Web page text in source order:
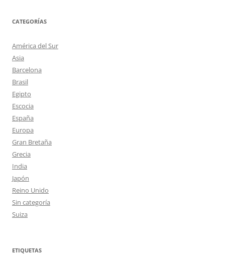
CATEGORÍAS
América del Sur
Asia
Barcelona
Brasil
Egipto
Escocia
España
Europa
Gran Bretaña
Grecia
India
Japón
Reino Unido
Sin categoría
Suiza
ETIQUETAS